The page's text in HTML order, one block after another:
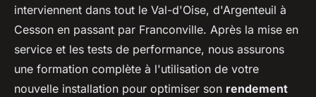
interviennent dans tout le Val-d'Oise, d'Argenteuil à
Cesson en passant par Franconville. Après la mise en
service et les tests de performance, nous assurons
une formation complète à l'utilisation de votre
nouvelle installation pour optimiser son rendement